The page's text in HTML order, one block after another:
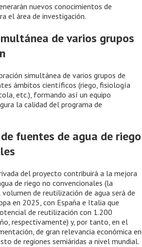
nuevos conocimientos de
el área de investigación.
de varios grupos
simultánea de varios grupos de
ámbitos científicos (riego, fisiología
etc.), formando así un equipo
la calidad del programa de
fuentes de agua de riego
del proyecto contribuirá a la mejora
de riego no convencionales (la
de reutilización de agua será de
en 2025, con España e Italia que
de reutilización con 1.200
respectivamente) y, por tanto, en el
de gran relevancia económica en
de regiones semiáridas a nivel mundial.